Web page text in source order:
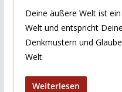
Deine äußere Welt ist
Welt und entspricht
Denkmustern und
Welt
Weiterlesen